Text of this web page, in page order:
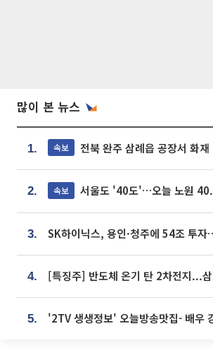
많이 본 뉴스
1. 속보 전북 완주 삼례읍 공장서 화재
2. 속보 서울도 '40도'…오늘 노원
3.
4.
5.